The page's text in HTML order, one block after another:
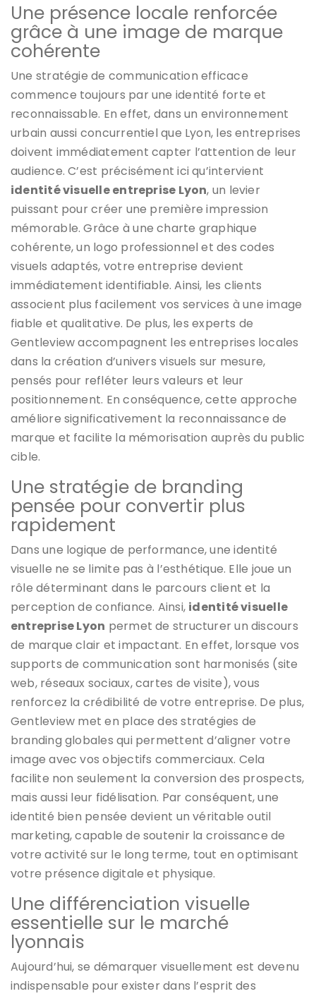
Une présence locale renforcée
grâce à une image de marque
cohérente
Une stratégie de communication efficace
commence toujours par une identité forte et
reconnaissable. En effet, dans un environnement
urbain aussi concurrentiel que Lyon, les entreprises
doivent immédiatement capter l’attention de leur
audience. C’est précisément ici qu’intervient
identité visuelle entreprise Lyon, un levier
puissant pour créer une première impression
mémorable. Grâce à une charte graphique
cohérente, un logo professionnel et des codes
visuels adaptés, votre entreprise devient
immédiatement identifiable. Ainsi, les clients
associent plus facilement vos services à une image
fiable et qualitative. De plus, les experts de
Gentleview accompagnent les entreprises locales
dans la création d’univers visuels sur mesure,
pensés pour refléter leurs valeurs et leur
positionnement. En conséquence, cette approche
améliore significativement la reconnaissance de
marque et facilite la mémorisation auprès du public
cible.
Une stratégie de branding
pensée pour convertir plus
rapidement
Dans une logique de performance, une identité
visuelle ne se limite pas à l’esthétique. Elle joue un
rôle déterminant dans le parcours client et la
perception de confiance. Ainsi, identité visuelle
entreprise Lyon permet de structurer un discours
de marque clair et impactant. En effet, lorsque vos
supports de communication sont harmonisés (site
web, réseaux sociaux, cartes de visite), vous
renforcez la crédibilité de votre entreprise. De plus,
Gentleview met en place des stratégies de
branding globales qui permettent d’aligner votre
image avec vos objectifs commerciaux. Cela
facilite non seulement la conversion des prospects,
mais aussi leur fidélisation. Par conséquent, une
identité bien pensée devient un véritable outil
marketing, capable de soutenir la croissance de
votre activité sur le long terme, tout en optimisant
votre présence digitale et physique.
Une différenciation visuelle
essentielle sur le marché
lyonnais
Aujourd’hui, se démarquer visuellement est devenu
indispensable pour exister dans l’esprit des